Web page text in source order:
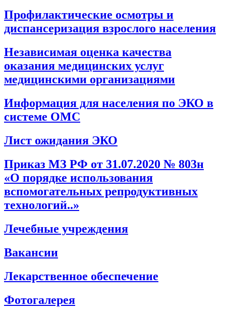
Профилактические осмотры и
диспансеризация взрослого населения
Независимая оценка качества
оказания медицинских услуг
медицинскими организациями
Информация для населения по ЭКО в
системе ОМС
Лист ожидания ЭКО
Приказ МЗ РФ от 31.07.2020 № 803н
«О порядке использования
вспомогательных репродуктивных
технологий..»
Лечебные учреждения
Вакансии
Лекарственное обеспечение
Фотогалерея